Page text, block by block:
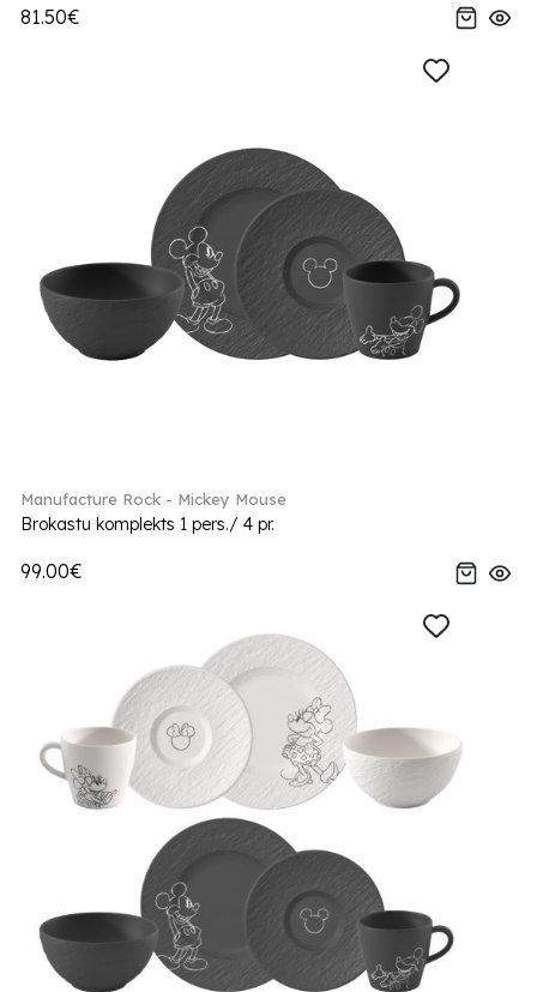
81.50€
Manufacture Rock - Mickey Mouse
Brokastu komplekts 1 pers./ 4 pr.
99.00€